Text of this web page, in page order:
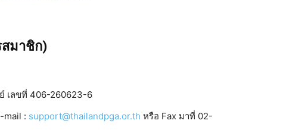
มาชิก)
เลขที่ 406-260623-6
mail : support@thailandpga.or.th หรือ Fax มาที่ 02-